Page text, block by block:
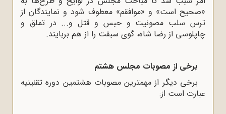
«صحیح است» و «موافقم» معطوف شود و نمایندگان از
ترس سلب مصونیت و حبس و قتل و... در تملق و
چاپلوسی از رضا شاه، گوی سبقت را از هم بربایند.
برخی از مصوبات مجلس هشتم
برخی دیگر از مهمترین مصوبات هشتمین دوره تقنینیه
عبارت است از: